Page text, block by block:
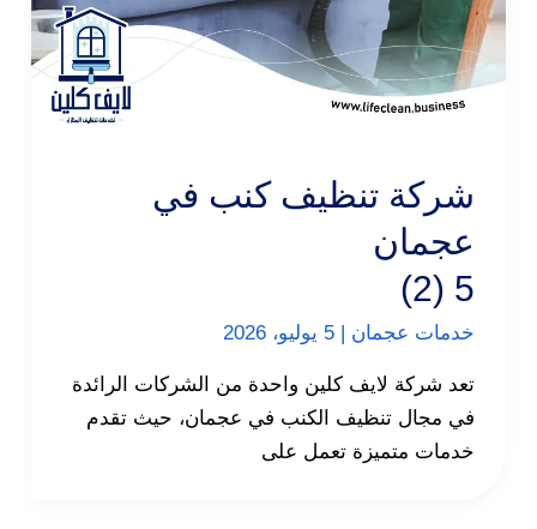
شركة تنظيف كنب في
عجمان
5 (2)
خدمات عجمان 5 يوليو، 2026
تعد شركة لايف كلين واحدة من الشركات الرائدة
في مجال تنظيف الكنب في عجمان، حيث تقدم
خدمات متميزة تعمل على